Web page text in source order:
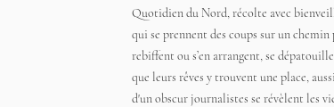
Quotidien du Nord, récolte avec
qui se prennent des coups sur un
rebiffent ou s’en arrangent, se
que leurs rêves y trouvent une place,
d'un obscur journalistes se révèlent les